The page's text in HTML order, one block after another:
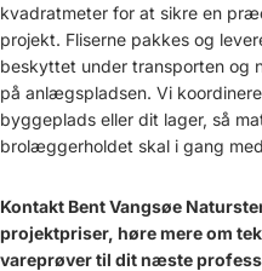
kvadratmeter for at sikre en
projekt. Fliserne pakkes og
beskyttet under transporten og
på anlægspladsen. Vi
byggeplads eller dit lager, så
brolæggerholdet skal i gang
Kontakt Bent Vangsøe
projektpriser, høre mere om
vareprøver til dit næste